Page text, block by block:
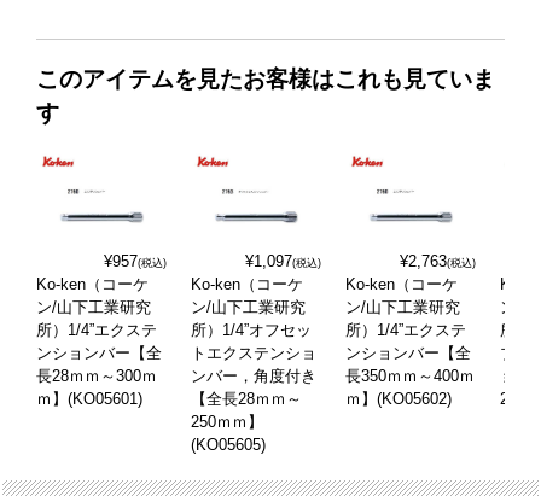
このアイテムを見たお客様はこれも見ていま
す
¥957(税込)
Ko-ken（コーケ
ン/山下工業研究
所）1/4”エクステ
ンションバー【全
長28ｍｍ～300ｍ
ｍ】(KO05601)
¥1,097(税込)
Ko-ken（コーケ
ン/山下工業研究
所）1/4”オフセッ
トエクステンショ
ンバー，角度付き
【全長28ｍｍ～
250ｍｍ】
(KO05605)
¥2,763(税込)
Ko-ken（コーケ
ン/山下工業研究
所）1/4”エクステ
ンションバー【全
長350ｍｍ～400ｍ
ｍ】(KO05602)
Ko-
ン/山
所）
ブル
ョン
2762